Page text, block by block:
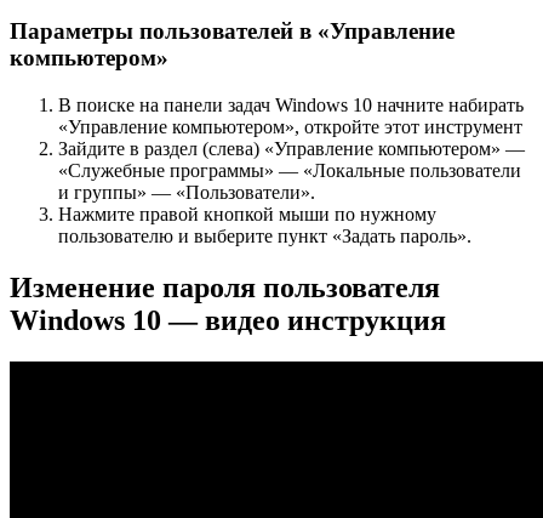
Параметры пользователей в «Управление
компьютером»
В поиске на панели задач Windows 10 начните набирать
«Управление компьютером», откройте этот инструмент
Зайдите в раздел (слева) «Управление компьютером» —
«Служебные программы» — «Локальные пользователи
и группы» — «Пользователи».
Нажмите правой кнопкой мыши по нужному
пользователю и выберите пункт «Задать пароль».
Изменение пароля пользователя
Windows 10 — видео инструкция